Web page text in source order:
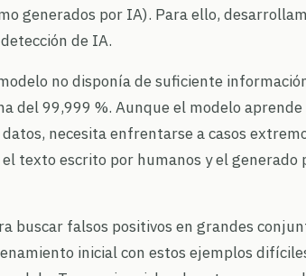
generados por IA). Para ello,
de IA.
no disponía de suficiente
del 99,999 %. Aunque el modelo aprende
necesita enfrentarse a casos
texto escrito por humanos y el generado
buscar falsos positivos en grandes
inicial con estos ejemplos